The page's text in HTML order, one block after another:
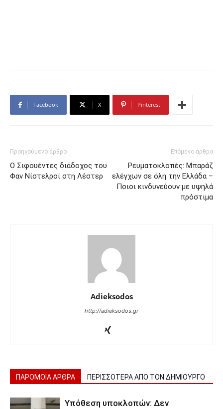
Facebook X Pinterest
Προηγούμενο άρθρο
Ο Σιφουέντες διάδοχος του
Φαν Νίστελροϊ στη Λέστερ
Επόμενο άρθρο
Ρευματοκλοπές: Μπαράζ
ελέγχων σε όλη την Ελλάδα –
Ποιοι κινδυνεύουν με υψηλά
πρόστιμα
Adieksodos
http://adieksodos.gr
ΠΑΡΟΜΟΙΑ ΑΡΘΡΑ ΠΕΡΙΣΣΟΤΕΡΑ ΑΠΟ ΤΟΝ ΔΗΜΙΟΥΡΓΟ
Υπόθεση υποκλοπών: Δεν